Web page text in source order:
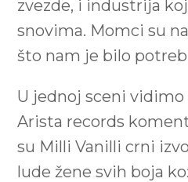
zvezde, i industrija
snovima. Momci su
što nam je bilo
U jednoj sceni
Arista records
su Milli Vanilli crni
lude žene svih boja